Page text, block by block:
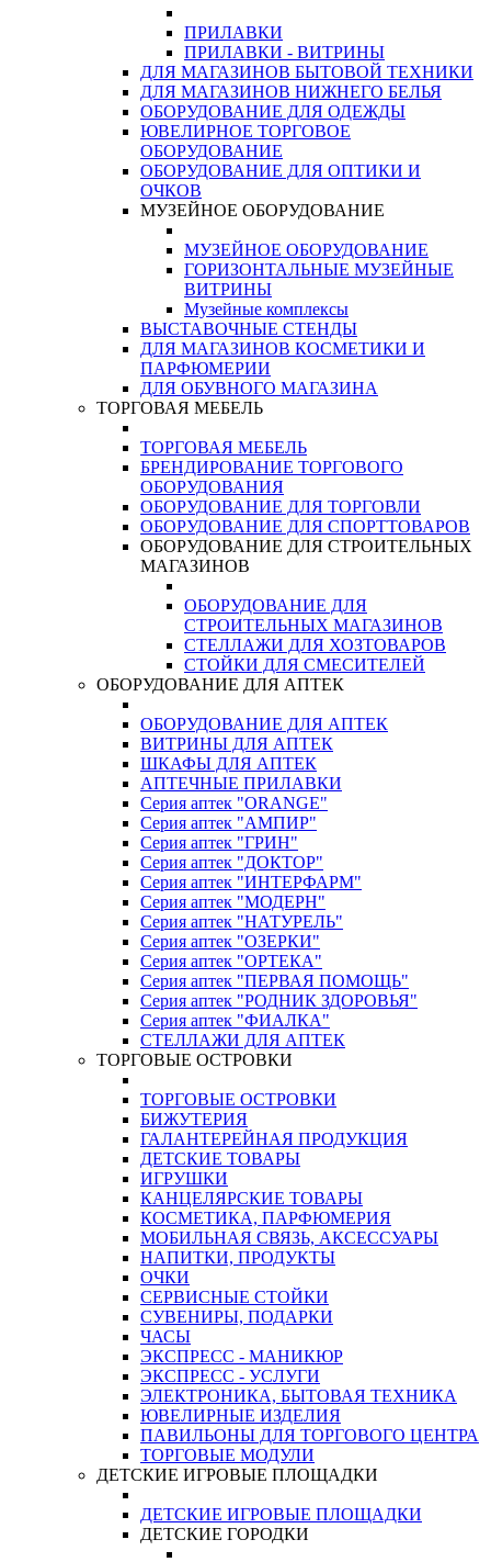
ПРИЛАВКИ
ПРИЛАВКИ - ВИТРИНЫ
ДЛЯ МАГАЗИНОВ БЫТОВОЙ ТЕХНИКИ
ДЛЯ МАГАЗИНОВ НИЖНЕГО БЕЛЬЯ
ОБОРУДОВАНИЕ ДЛЯ ОДЕЖДЫ
ЮВЕЛИРНОЕ ТОРГОВОЕ
ОБОРУДОВАНИЕ
ОБОРУДОВАНИЕ ДЛЯ ОПТИКИ И
ОЧКОВ
МУЗЕЙНОЕ ОБОРУДОВАНИЕ
МУЗЕЙНОЕ ОБОРУДОВАНИЕ
ГОРИЗОНТАЛЬНЫЕ МУЗЕЙНЫЕ
ВИТРИНЫ
Музейные комплексы
ВЫСТАВОЧНЫЕ СТЕНДЫ
ДЛЯ МАГАЗИНОВ КОСМЕТИКИ И
ПАРФЮМЕРИИ
ДЛЯ ОБУВНОГО МАГАЗИНА
ТОРГОВАЯ МЕБЕЛЬ
ТОРГОВАЯ МЕБЕЛЬ
БРЕНДИРОВАНИЕ ТОРГОВОГО
ОБОРУДОВАНИЯ
ОБОРУДОВАНИЕ ДЛЯ ТОРГОВЛИ
ОБОРУДОВАНИЕ ДЛЯ СПОРТТОВАРОВ
ОБОРУДОВАНИЕ ДЛЯ СТРОИТЕЛЬНЫХ
МАГАЗИНОВ
ОБОРУДОВАНИЕ ДЛЯ
СТРОИТЕЛЬНЫХ МАГАЗИНОВ
СТЕЛЛАЖИ ДЛЯ ХОЗТОВАРОВ
СТОЙКИ ДЛЯ СМЕСИТЕЛЕЙ
ОБОРУДОВАНИЕ ДЛЯ АПТЕК
ОБОРУДОВАНИЕ ДЛЯ АПТЕК
ВИТРИНЫ ДЛЯ АПТЕК
ШКАФЫ ДЛЯ АПТЕК
АПТЕЧНЫЕ ПРИЛАВКИ
Серия аптек "ORANGE"
Серия аптек "АМПИР"
Серия аптек "ГРИН"
Серия аптек "ДОКТОР"
Серия аптек "ИНТЕРФАРМ"
Серия аптек "МОДЕРН"
Серия аптек "НАТУРЕЛЬ"
Серия аптек "ОЗЕРКИ"
Серия аптек "ОРТЕКА"
Серия аптек "ПЕРВАЯ ПОМОЩЬ"
Серия аптек "РОДНИК ЗДОРОВЬЯ"
Серия аптек "ФИАЛКА"
СТЕЛЛАЖИ ДЛЯ АПТЕК
ТОРГОВЫЕ ОСТРОВКИ
ТОРГОВЫЕ ОСТРОВКИ
БИЖУТЕРИЯ
ГАЛАНТЕРЕЙНАЯ ПРОДУКЦИЯ
ДЕТСКИЕ ТОВАРЫ
ИГРУШКИ
КАНЦЕЛЯРСКИЕ ТОВАРЫ
КОСМЕТИКА, ПАРФЮМЕРИЯ
МОБИЛЬНАЯ СВЯЗЬ, АКСЕССУАРЫ
НАПИТКИ, ПРОДУКТЫ
ОЧКИ
СЕРВИСНЫЕ СТОЙКИ
СУВЕНИРЫ, ПОДАРКИ
ЧАСЫ
ЭКСПРЕСС - МАНИКЮР
ЭКСПРЕСС - УСЛУГИ
ЭЛЕКТРОНИКА, БЫТОВАЯ ТЕХНИКА
ЮВЕЛИРНЫЕ ИЗДЕЛИЯ
ПАВИЛЬОНЫ ДЛЯ ТОРГОВОГО ЦЕНТРА
ТОРГОВЫЕ МОДУЛИ
ДЕТСКИЕ ИГРОВЫЕ ПЛОЩАДКИ
ДЕТСКИЕ ИГРОВЫЕ ПЛОЩАДКИ
ДЕТСКИЕ ГОРОДКИ